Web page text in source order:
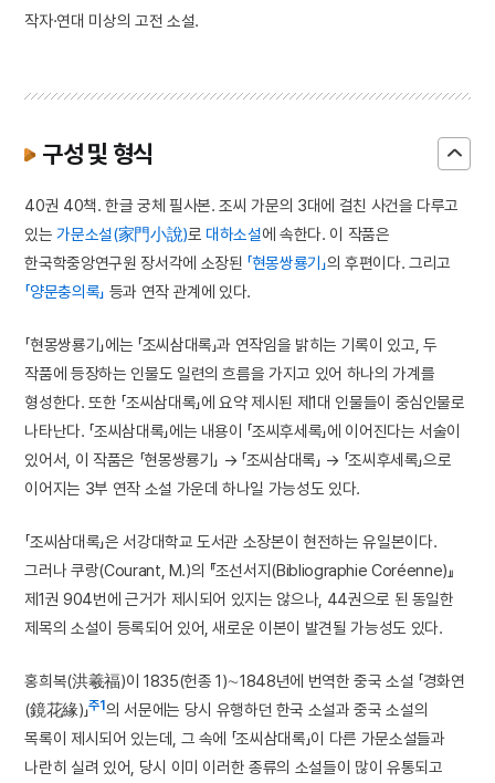
작자·연대 미상의 고전 소설.
구성 및 형식
40권 40책. 한글 궁체 필사본. 조씨 가문의 3대에 걸친 사건을 다루고
있는가문소설(家門小說)로 대하소설에 속한다. 이 작품은
한국학중앙연구원 장서각에 소장된 「현몽쌍룡기」의 후편이다. 그리고
「양문충의록」 등과 연작 관계에 있다.
「현몽쌍룡기」에는 「조씨삼대록」과 연작임을 밝히는 기록이 있고, 두
작품에 등장하는 인물도 일련의 흐름을 가지고 있어 하나의 가계를
형성한다. 또한 「조씨삼대록」에 요약 제시된 제1대 인물들이 중심인물로
나타난다. 「조씨삼대록」에는 내용이 「조씨후세록」에 이어진다는 서술이
있어서, 이 작품은 「현몽쌍룡기」 → 「조씨삼대록」 → 「조씨후세록」으로
이어지는 3부 연작 소설 가운데 하나일 가능성도 있다.
「조씨삼대록」은 서강대학교 도서관 소장본이 현전하는 유일본이다.
그러나 쿠랑(Courant, M.)의 『조선서지(Bibliographie Coréenne)』
제1권 904번에 근거가 제시되어 있지는 않으나, 44권으로 된 동일한
제목의 소설이 등록되어 있어, 새로운 이본이 발견될 가능성도 있다.
홍희복(洪羲福)이 1835(헌종 1)∼1848년에 번역한 중국 소설 「경화연
(鏡花緣)」주1의 서문에는 당시 유행하던 한국 소설과 중국 소설의
목록이 제시되어 있는데, 그 속에 「조씨삼대록」이 다른 가문소설들과
나란히 실려 있어, 당시 이미 이러한 종류의 소설들이 많이 유통되고